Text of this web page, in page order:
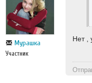
Мурашка
Участник
Нет ,